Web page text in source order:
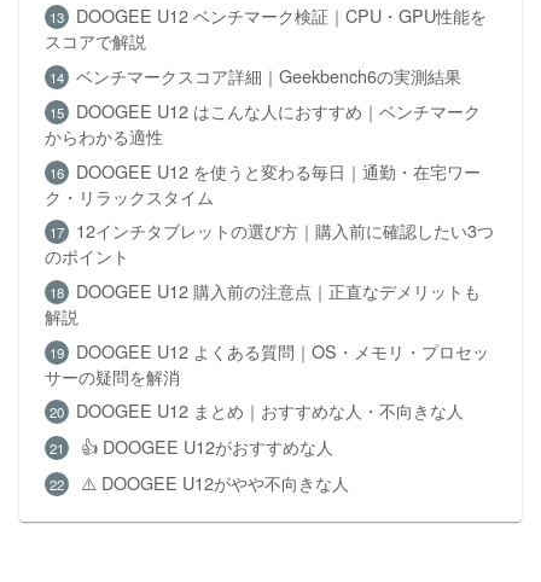
DOOGEE U12 ベンチマーク検証｜CPU・GPU性能を
スコアで解説
ベンチマークスコア詳細｜Geekbench6の実測結果
DOOGEE U12 はこんな人におすすめ｜ベンチマーク
からわかる適性
DOOGEE U12 を使うと変わる毎日｜通勤・在宅ワー
ク・リラックスタイム
12インチタブレットの選び方｜購入前に確認したい3つ
のポイント
DOOGEE U12 購入前の注意点｜正直なデメリットも
解説
DOOGEE U12 よくある質問｜OS・メモリ・プロセッ
サーの疑問を解消
DOOGEE U12 まとめ｜おすすめな人・不向きな人
👍 DOOGEE U12がおすすめな人
⚠️ DOOGEE U12がやや不向きな人